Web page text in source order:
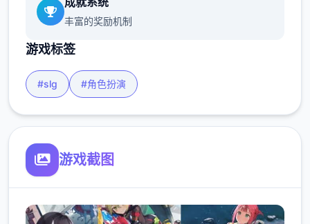
丰富的奖励机制
游戏标签
#slg #角色扮演
游戏截图